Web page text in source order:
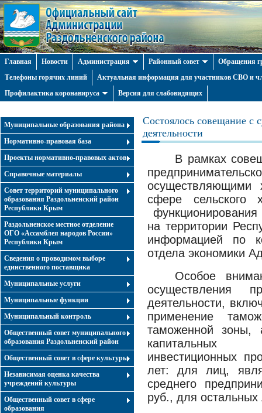
Главная Новости Администрация Районный совет
Обращения
Телефоны горячих линий
Актуальная информация для участников СВО и
Профилактика коронавируса
Версия для слабовидящих
Муниципальные образования района
Нормативно-правовая база
Проекты нормативно-правовых актов
Справочные материалы
Совет территорий муниципального
образования Раздольненский район
Республики Крым
Раздольненское местное отделение
ОГО «Ассамблея народов России»
Республики Крым
Cведения о проводимом выборе
единственного поставщика
Муниципальные услуги
Муниципальные функции
Муниципальный контроль
Общественный совет муниципального
образования Раздольненский район
Общественный совет в сфере культуры
Независимая оценка качества
учреждений культуры
Общественный совет в сфере
образования
Состоялось совещание с
деятельности
В рамках
осуществляющими
сфере сельского
на территории
информацией по
отдела экономики
Особое
осуществления
деятельности,
применение
таможенной зоны,
капитальных
инвестиционных
лет: для лиц,
среднего
руб., для